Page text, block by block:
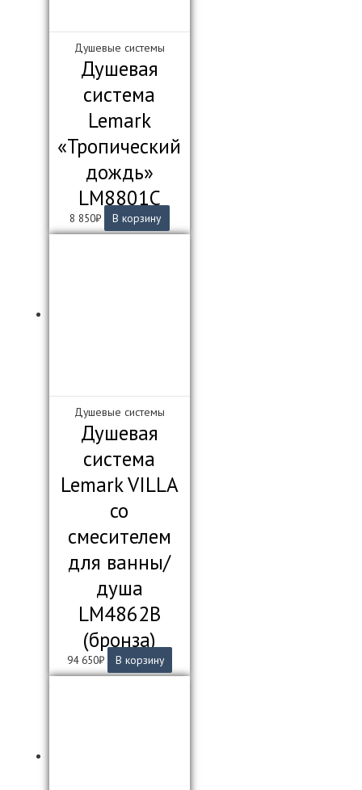
Душевые системы
Душевая
система
Lemark
«Тропический
дождь»
LM8801C
8 850₽ В корзину
Душевые системы
Душевая
система
Lemark VILLA
со
смесителем
для ванны/
душа
LM4862B
(бронза)
94 650₽ В корзину